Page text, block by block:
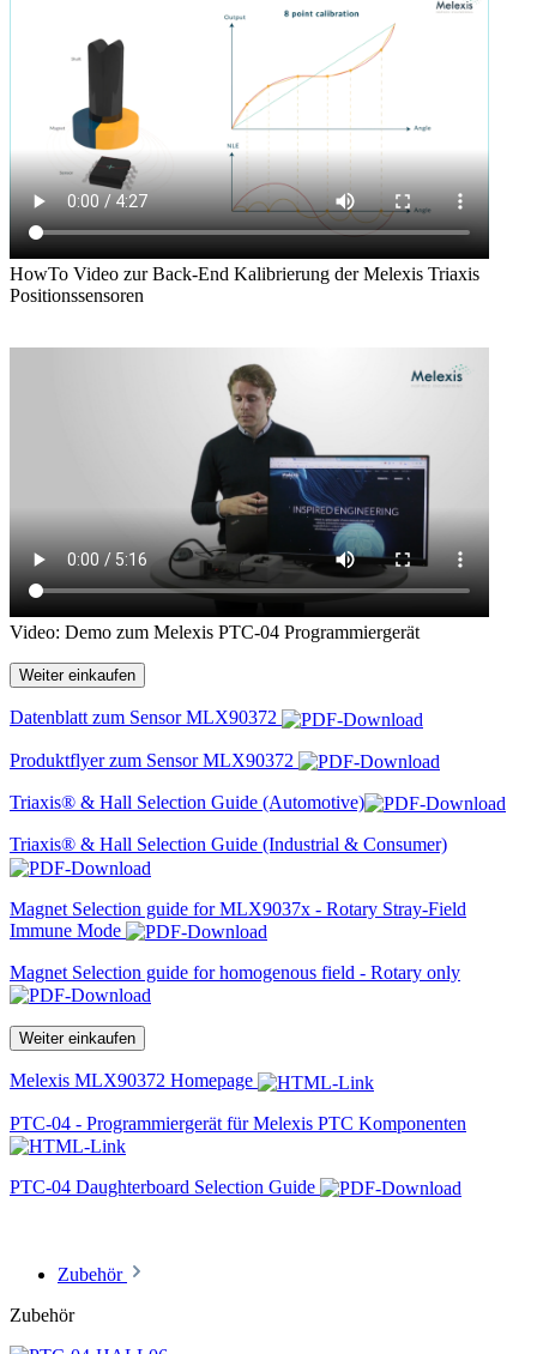
HowTo Video zur Back-End Kalibrierung der Melexis Triaxis
Positionssensoren
Video: Demo zum Melexis PTC-04 Programmiergerät
Weiter einkaufen
Datenblatt zum Sensor MLX90372
Produktflyer zum Sensor MLX90372
Triaxis® & Hall Selection Guide (Automotive)
Triaxis® & Hall Selection Guide (Industrial & Consumer)
Magnet Selection guide for MLX9037x - Rotary Stray-Field
Immune Mode
Magnet Selection guide for homogenous field - Rotary only
Weiter einkaufen
Melexis MLX90372 Homepage
PTC-04 - Programmiergerät für Melexis PTC Komponenten
PTC-04 Daughterboard Selection Guide
Zubehör
Zubehör